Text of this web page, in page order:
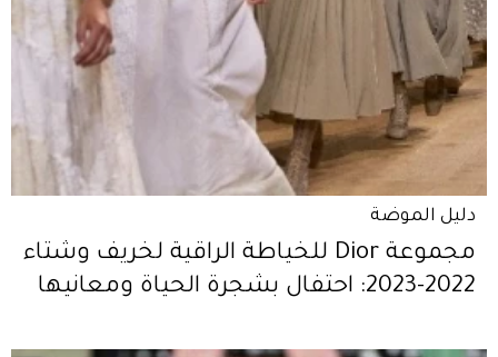
دليل الموضة
مجموعة Dior للخياطة الراقية لخريف وشتاء
2022-2023: احتفال بشجرة الحياة ومعانيها